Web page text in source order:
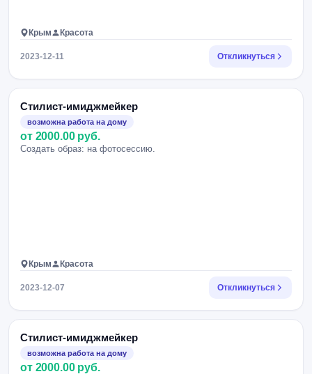
Крым Красота
2023-12-11 Откликнуться
Стилист-имиджмейкер
возможна работа на дому
от 2000.00 руб.
Создать образ: на фотосессию.
Крым Красота
2023-12-07 Откликнуться
Стилист-имиджмейкер
возможна работа на дому
от 2000.00 руб.